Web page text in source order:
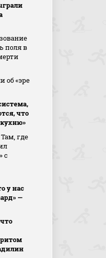
поля в
об «эре
что
где
с
у нас
—